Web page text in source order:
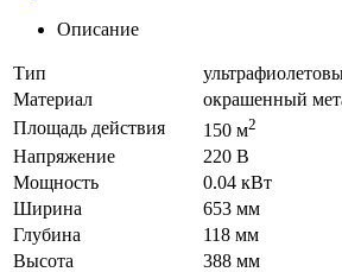
Описание
Тип
Материал
окрашенный
Площадь действия
150 м2
Напряжение
220 В
Мощность
0.04 кВт
Ширина
653 мм
Глубина
118 мм
Высота
388 мм